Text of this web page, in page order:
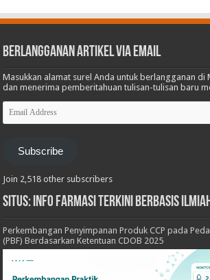
Berlangganan Artikel via Email
Masukkan alamat surel Anda untuk berlangganan di
dan menerima pemberitahuan tulisan-tulisan baru
Email
Address
Subscribe
Join 2,518 other subscribers
Situs: Info Farmasi Terkini Berbasis
Perkembangan Penyimpanan Produk CCP pada
(PBF) Berdasarkan Ketentuan CDOB 2025